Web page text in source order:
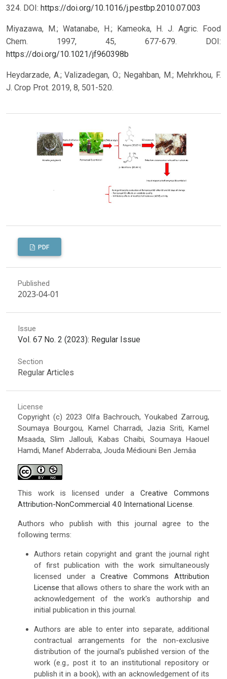
324. DOI: https://doi.org/10.1016/j.pestbp.2010.07.003
Miyazawa, M.; Watanabe, H.; Kameoka, H. J. Agric. Food
Chem. 1997, 45, 677-679. DOI:
https://doi.org/10.1021/jf960398b
Heydarzade, A.; Valizadegan, O.; Negahban, M.; Mehrkhou, F.
J. Crop Prot. 2019, 8, 501-520.
PDF
Published
2023-04-01
Issue
Vol. 67 No. 2 (2023): Regular Issue
Section
Regular Articles
License
Copyright (c) 2023 Olfa Bachrouch, Youkabed Zarroug,
Soumaya Bourgou, Kamel Charradi, Jazia Sriti, Kamel
Msaada, Slim Jallouli, Kabas Chaibi, Soumaya Haouel
Hamdi, Manef Abderraba, Jouda Médiouni Ben Jemâa
This work is licensed under aCreative Commons
Attribution-NonCommercial 4.0 International License.
Authors who publish with this journal agree to the
following terms:
Authors retain copyright and grant the journal right
of first publication with the work simultaneously
licensed under aCreative Commons Attribution
License that allows others to share the work with an
acknowledgement of the work's authorship and
initial publication in this journal.
Authors are able to enter into separate, additional
contractual arrangements for the non-exclusive
distribution of the journal's published version of the
work (e.g., post it to an institutional repository or
publish it in a book), with an acknowledgement of its